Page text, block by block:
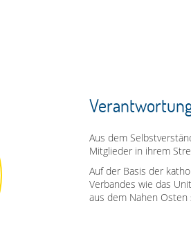
Aus dem
Mitglieder in ihrem
Auf der Basis der
Verbandes wie das
aus dem Nahen